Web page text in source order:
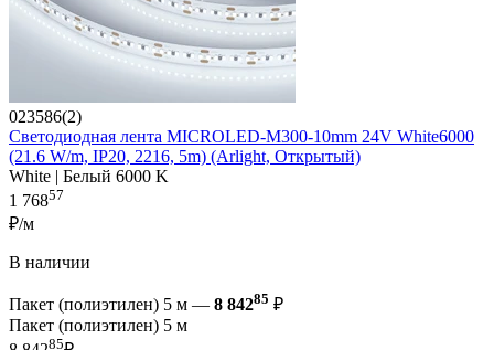
023586(2)
Светодиодная лента MICROLED-M300-10mm 24V White6000
(21.6 W/m, IP20, 2216, 5m) (Arlight, Открытый)
White | Белый 6000 K
1 76857
₽/м
В наличии
Пакет (полиэтилен) 5 м — 8 84285 ₽
Пакет (полиэтилен) 5 м
85